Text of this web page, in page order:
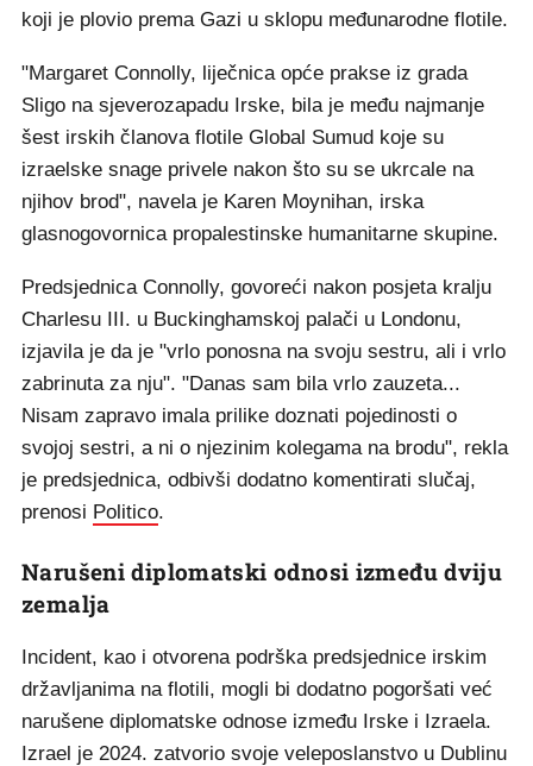
koji je plovio prema Gazi u sklopu međunarodne flotile.
"Margaret Connolly, liječnica opće prakse iz grada
Sligo na sjeverozapadu Irske, bila je među najmanje
šest irskih članova flotile Global Sumud koje su
izraelske snage privele nakon što su se ukrcale na
njihov brod", navela je Karen Moynihan, irska
glasnogovornica propalestinske humanitarne skupine.
Predsjednica Connolly, govoreći nakon posjeta kralju
Charlesu III. u Buckinghamskoj palači u Londonu,
izjavila je da je "vrlo ponosna na svoju sestru, ali i vrlo
zabrinuta za nju". "Danas sam bila vrlo zauzeta...
Nisam zapravo imala prilike doznati pojedinosti o
svojoj sestri, a ni o njezinim kolegama na brodu", rekla
je predsjednica, odbivši dodatno komentirati slučaj,
prenosi Politico.
Narušeni diplomatski odnosi između dviju
zemalja
Incident, kao i otvorena podrška predsjednice irskim
državljanima na flotili, mogli bi dodatno pogoršati već
narušene diplomatske odnose između Irske i Izraela.
Izrael je 2024. zatvorio svoje veleposlanstvo u Dublinu